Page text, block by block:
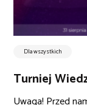
Dla wszystkich
Turniej
Uwaga! Przed